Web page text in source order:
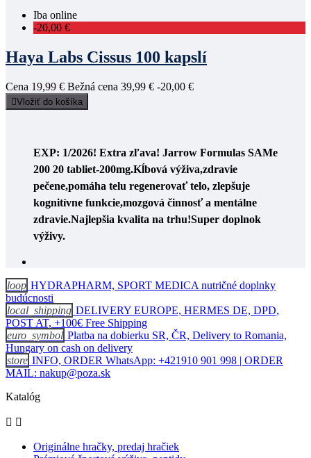
Iba online
-20,00 €
Haya Labs Cissus 100 kapslí
Cena 19,99 € Bežná cena 39,99 € -20,00 €
Vložiť do košíka
EXP: 1/2026! Extra zľava! Jarrow Formulas SAMe
200 20 tabliet-200mg.Kĺbová výživa,zdravie
pečene,pomáha telu regenerovať telo, zlepšuje
kognitívne funkcie,mozgová činnosť a mentálne
zdravie.Najlepšia kvalita na trhu!Super doplnok
výživy.
loop HYDRAPHARM, SPORT MEDICA nutričné doplnky
budúcnosti
local_shipping DELIVERY EUROPE, HERMES DE, DPD,
POST AT, +100€ Free Shipping
euro_symbol Platba na dobierku SR, ČR, Delivery to Romania,
Hungary on cash on delivery
store INFO, ORDER WhatsApp: +421910 901 998 | ORDER
MAIL: nakup@poza.sk
Katalóg
 
Originálne hračky, predaj hračiek